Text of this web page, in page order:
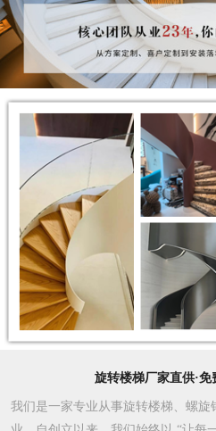
旋转楼梯厂家直供·
我们是一家专业从事旋转楼梯、螺